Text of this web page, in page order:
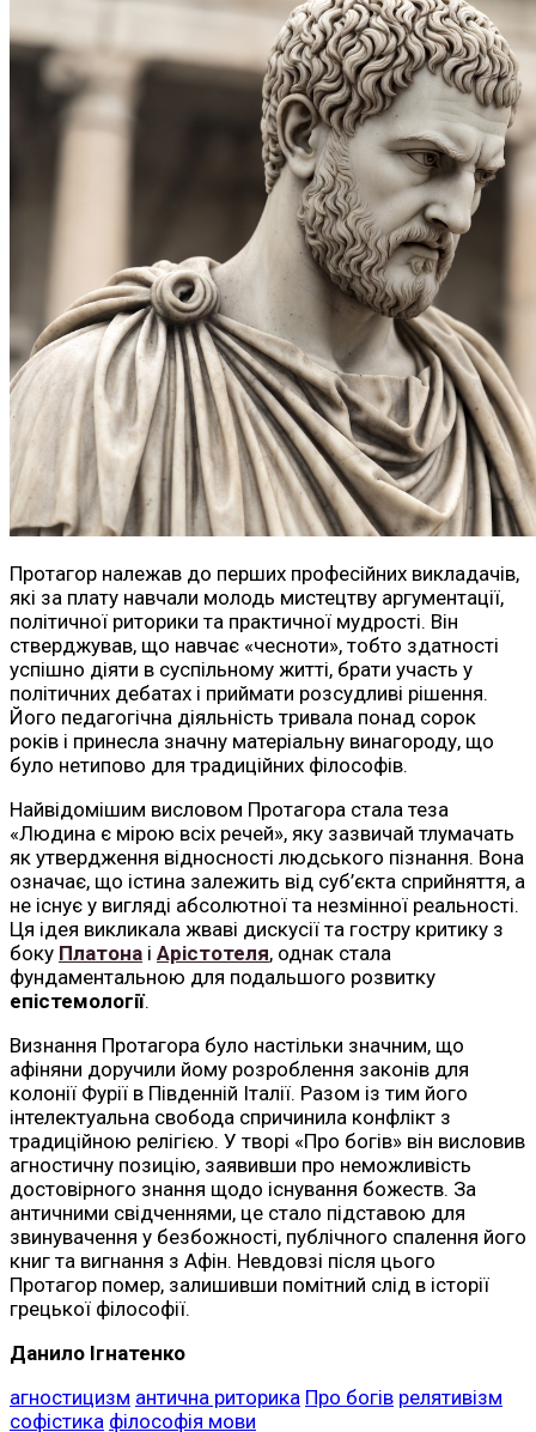
Протагор належав до перших професійних викладачів,
які за плату навчали молодь мистецтву аргументації,
політичної риторики та практичної мудрості. Він
стверджував, що навчає «чесноти», тобто здатності
успішно діяти в суспільному житті, брати участь у
політичних дебатах і приймати розсудливі рішення.
Його педагогічна діяльність тривала понад сорок
років і принесла значну матеріальну винагороду, що
було нетипово для традиційних філософів.
Найвідомішим висловом Протагора стала теза
«Людина є мірою всіх речей», яку зазвичай тлумачать
як утвердження відносності людського пізнання. Вона
означає, що істина залежить від суб’єкта сприйняття, а
не існує у вигляді абсолютної та незмінної реальності.
Ця ідея викликала жваві дискусії та гостру критику з
боку Платона і Арістотеля, однак стала
фундаментальною для подальшого розвитку
епістемології.
Визнання Протагора було настільки значним, що
афіняни доручили йому розроблення законів для
колонії Фурії в Південній Італії. Разом із тим його
інтелектуальна свобода спричинила конфлікт з
традиційною релігією. У творі «Про богів» він висловив
агностичну позицію, заявивши про неможливість
достовірного знання щодо існування божеств. За
античними свідченнями, це стало підставою для
звинувачення у безбожності, публічного спалення його
книг та вигнання з Афін. Невдовзі після цього
Протагор помер, залишивши помітний слід в історії
грецької філософії.
Данило Ігнатенко
агностицизм антична риторика Про богів релятивізм
софістика філософія мови